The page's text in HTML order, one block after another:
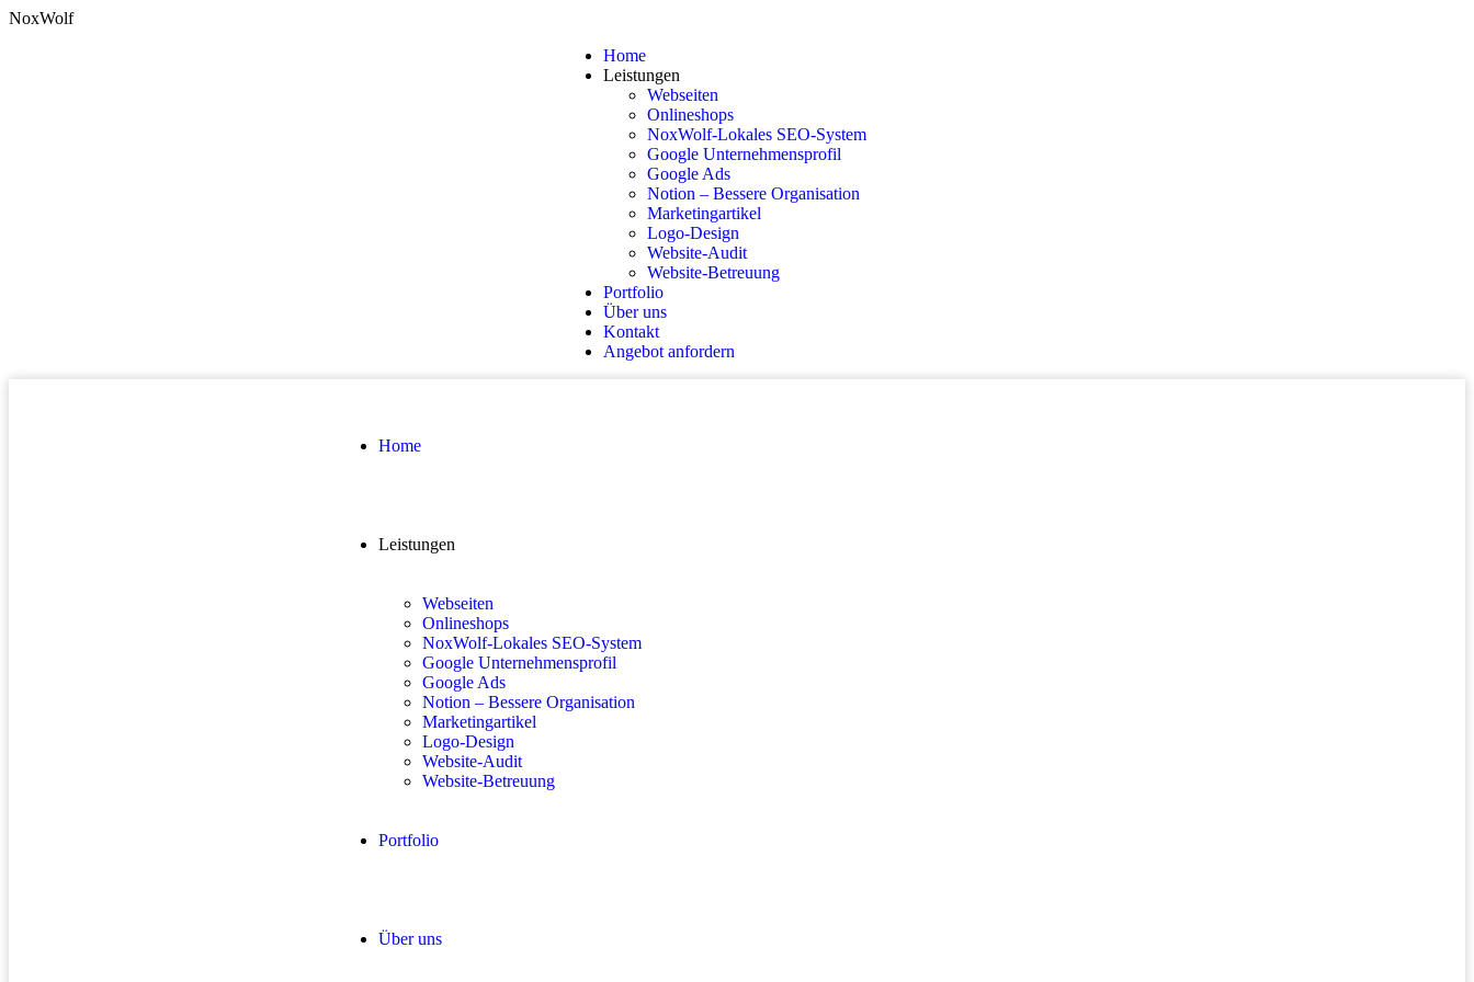
NoxWolf
Home
Leistungen
Webseiten
Onlineshops
NoxWolf-Lokales SEO-System
Google Unternehmensprofil
Google Ads
Notion – Bessere Organisation
Marketingartikel
Logo-Design
Website-Audit
Website-Betreuung
Portfolio
Über uns
Kontakt
Angebot anfordern
Home
Leistungen
Webseiten
Onlineshops
NoxWolf-Lokales SEO-System
Google Unternehmensprofil
Google Ads
Notion – Bessere Organisation
Marketingartikel
Logo-Design
Website-Audit
Website-Betreuung
Portfolio
Über uns